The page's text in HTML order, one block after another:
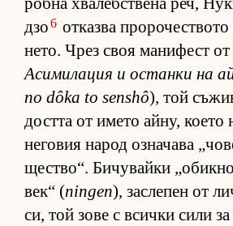
дзо6 от­казва
не­то. Чрез своя ма­ни­фест от
Аси­ми­ла­ция и ос­танки на
no dôka to senshô), той
достта от името ай­ну, ко­ето
не­го­вия на­род оз­на­чава
щес­т­во“. Би­чу­вайки
век“ (ningen), зас­ле­пен от
си, той зове с всички сили